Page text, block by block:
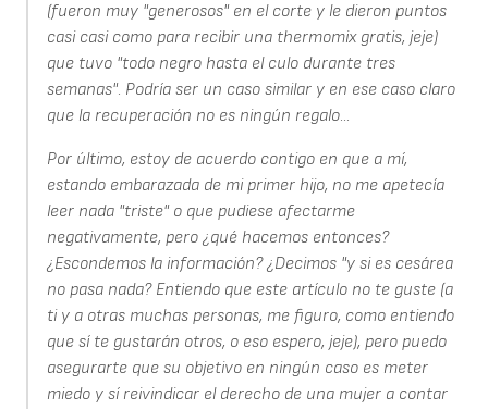
(fueron muy "generosos" en el corte y le dieron puntos
casi casi como para recibir una thermomix gratis, jeje)
que tuvo "todo negro hasta el culo durante tres
semanas". Podría ser un caso similar y en ese caso claro
que la recuperación no es ningún regalo...
Por último, estoy de acuerdo contigo en que a mí,
estando embarazada de mi primer hijo, no me apetecía
leer nada "triste" o que pudiese afectarme
negativamente, pero ¿qué hacemos entonces?
¿Escondemos la información? ¿Decimos "y si es cesárea
no pasa nada? Entiendo que este artículo no te guste (a
ti y a otras muchas personas, me figuro, como entiendo
que sí te gustarán otros, o eso espero, jeje), pero puedo
asegurarte que su objetivo en ningún caso es meter
miedo y sí reivindicar el derecho de una mujer a contar